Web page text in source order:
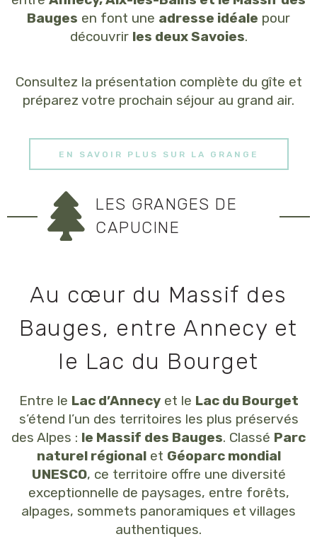
Bauges en font une adresse idéale pour
découvrir les deux Savoies.
Consultez la présentation complète du gîte et
préparez votre prochain séjour au grand air.
EN SAVOIR PLUS SUR LA GRANGE
LES GRANGES DE
CAPUCINE
Au cœur du Massif des
Bauges, entre Annecy et
le Lac du Bourget
Entre le Lac d’Annecyet le Lac du Bourget
s’étend l’un des territoires les plus préservés
des Alpes : le Massif des Bauges. Classé Parc
naturel régionalet Géoparc mondial
UNESCO, ce territoire offre une diversité
exceptionnelle de paysages, entre forêts,
alpages, sommets panoramiques et villages
authentiques.